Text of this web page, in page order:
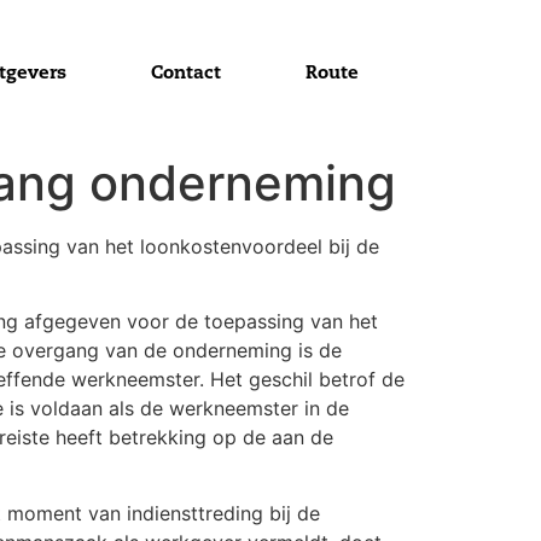
Contact Route
onderneming
van het loonkostenvoordeel bij de
afgegeven voor de toepassing van het
overgang van de onderneming is de
werkneemster. Het geschil betrof de
voldaan als de werkneemster in de
heeft betrekking op de aan de
van indiensttreding bij de